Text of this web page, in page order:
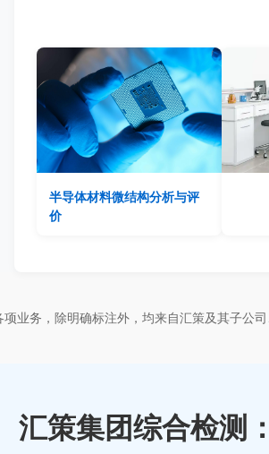
半导体材料微结构分析与评
价
业务，除明确标注外，均来自汇策及其子
汇策集团综合检测